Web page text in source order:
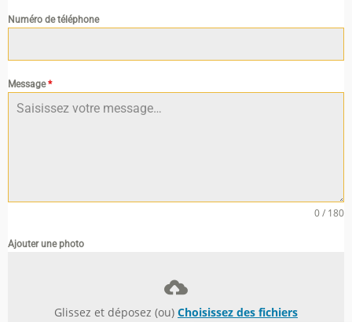
Numéro de téléphone
Message*
0 / 180
Ajouter une photo
Glissez et déposez (ou) Choisissez des fichiers